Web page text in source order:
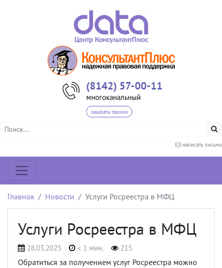
(8142) 57-00-11
многоканальный
заказать звонок
написать письмо
Главная Новости Услуги Росреестра в МФЦ
Услуги Росреестра в МФЦ
28.03.2025 < 1 мин. 215
Обратиться за получением услуг Росреестра можно